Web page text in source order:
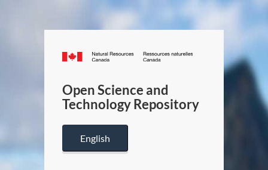
Canada.ca
/
Canada
Open Science and
Technology Repository
English